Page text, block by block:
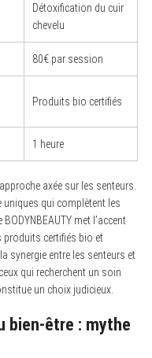
Détoxification du cuir
chevelu
80€ par session
Produits bio certifiés
1 heure
axée sur les senteurs.
uniques qui complètent les
met l’accent
produits certifiés bio et
synergie entre les senteurs et
qui recherchent un soin
un choix judicieux.
bien-être : mythe